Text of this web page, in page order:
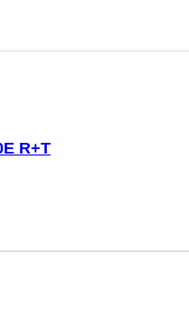
R+T